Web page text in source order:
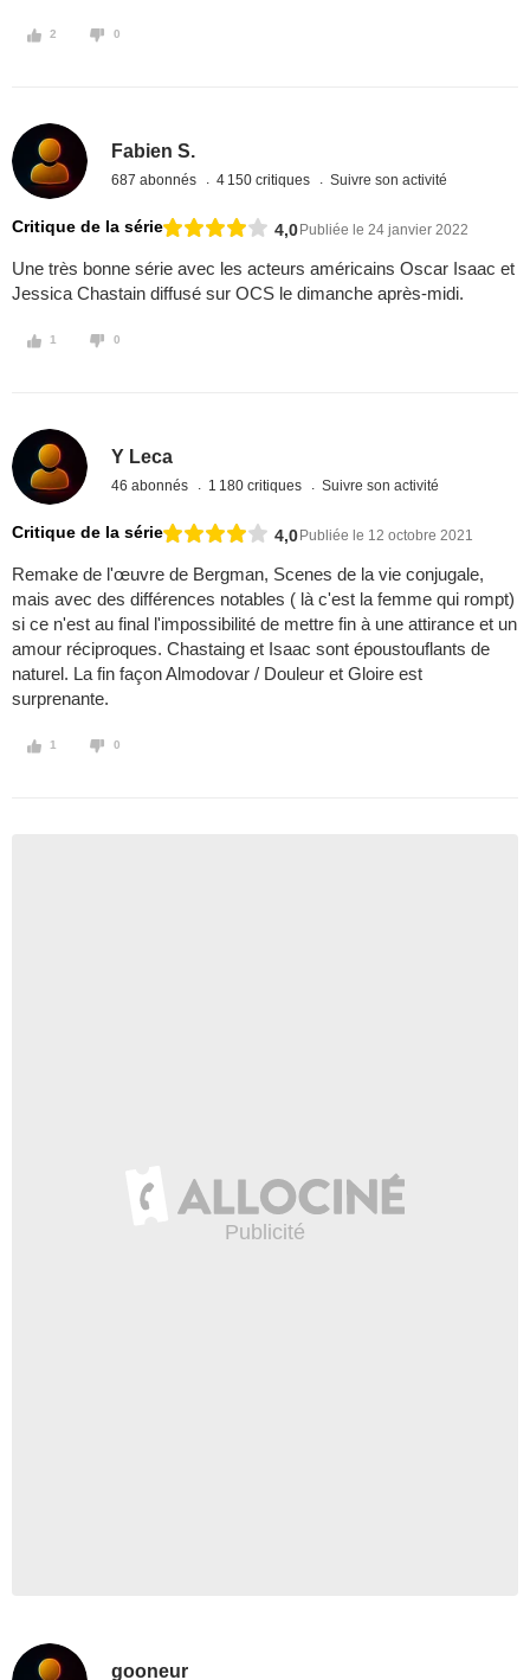
2 0
Fabien S.
687 abonnés 4 150 critiques Suivre son activité
Critique de la série 4,0Publiée le 24 janvier 2022
Une très bonne série avec les acteurs américains Oscar Isaac et
Jessica Chastain diffusé sur OCS le dimanche après-midi.
1 0
Y Leca
46 abonnés 1 180 critiques Suivre son activité
Critique de la série 4,0Publiée le 12 octobre 2021
Remake de l'œuvre de Bergman, Scenes de la vie conjugale,
mais avec des différences notables ( là c'est la femme qui rompt)
si ce n'est au final l'impossibilité de mettre fin à une attirance et un
amour réciproques. Chastaing et Isaac sont époustouflants de
naturel. La fin façon Almodovar / Douleur et Gloire est
surprenante.
1 0
gooneur